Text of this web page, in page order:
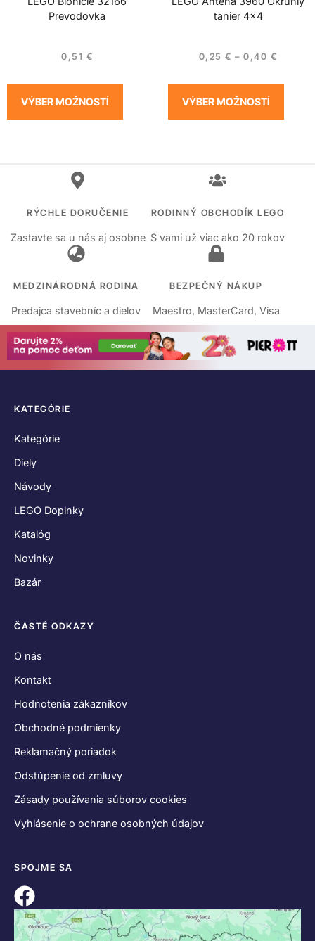
Prevodovka
0,51 €
VÝBER MOŽNOSTÍ
tanier 4×4
0,25€ – 0,40 €
VÝBER MOŽNOSTÍ
RÝCHLE DORUČENIE
Zastavte sa u nás aj osobne
RODINNÝ OBCHODÍK LEGO
S vami už viac ako 20 rokov
MEDZINÁRODNÁ RODINA
Predajca stavebníc a dielov
BEZPEČNÝ NÁKUP
Maestro, MasterCard, Visa
KATEGÓRIE
Kategórie
Diely
Návody
LEGO Doplnky
Katalóg
Novinky
Bazár
ČASTÉ ODKAZY
O nás
Kontakt
Hodnotenia zákazníkov
Obchodné podmienky
Reklamačný poriadok
Odstúpenie od zmluvy
Zásady používania súborov cookies
Vyhlásenie o ochrane osobných údajov
SPOJME SA